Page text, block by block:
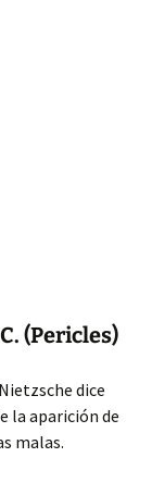
(Pericles)
dice
la aparición de
malas.